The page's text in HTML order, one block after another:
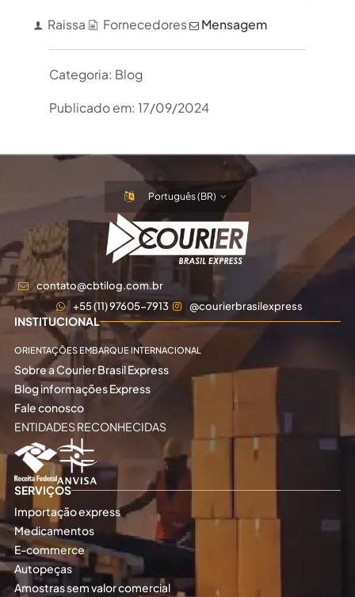
Raissa Fornecedores Mensagem
Categoria: Blog
Publicado em:17/09/2024
Português (BR)
contato@cbtilog.com.br
+55 (11) 97605-7913
@courierbrasilexpress
INSTITUCIONAL
ORIENTAÇÕES EMBARQUE INTERNACIONAL
Sobre a Courier Brasil Express
Blog informações Express
Fale conosco
ENTIDADES RECONHECIDAS
SERVIÇOS
Importação express
Medicamentos
E-commerce
Autopeças
Amostras sem valor comercial